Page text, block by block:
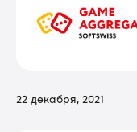
22 декабря, 2021